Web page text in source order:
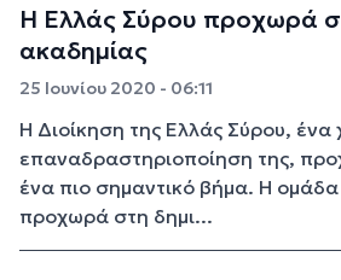
Η Ελλάς Σύρου προχωρά
ακαδημίας
25 Ιουνίου 2020 - 06:11
Η Διοίκηση της Ελλάς Σύρου, ένα
επαναδραστηριοποίηση της,
ένα πιο σημαντικό βήμα. Η
προχωρά στη δημι...